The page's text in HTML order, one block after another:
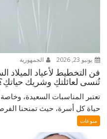
يونيو 23, 2026 الجمهورية
فن التخطيط لأعياد الميلاد
تُنسى لعائلتكِ وشريك
تعتبر المناسبات السعيدة،
حياة كل أسرة، حيث تمنحنا
منوعات